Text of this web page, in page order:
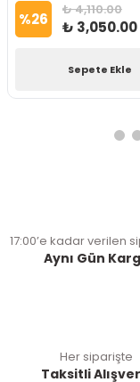
%26 ₺ 4,110.00
₺ 3,050.00
Sepete Ekle
17:00’e kadar verilen
Aynı Gün
Her siparişte
Taksitli